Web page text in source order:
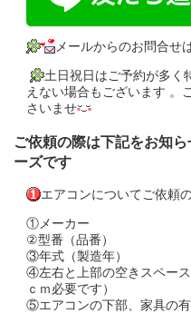
メールからのお問合せ
土日祝日はご予約が多く
えない場合もございます 。
さいませ
ご依頼の際は下記をお知
ーズです
エアコンについてご依頼
①メーカー
②型番（品番）
③年式（製造年）
④左右と上部の空きスペー
ｃｍ必要です）
⑤エアコンの下部、家具の